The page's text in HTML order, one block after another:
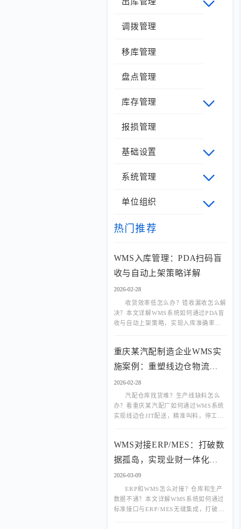
调拨管理
移库管理
盘点管理
库存管理
报损管理
基础设置
系统管理
单位组织
热门推荐
WMS入库管理：PDA扫码盲
收与自动上架策略详解
2026-02-28
收货效率低怎么办？错收漏收怎么解
决？本文详解WMS系统如何通过PDA盲
收与自动上架策略，实现入库准确率
重庆某汽配制造企业WMS实
施案例：重塑线边仓物流，
告别停工待料
2026-02-28
汽配仓库找货难？生产线缺料怎么
办？看重庆某汽配厂如何通过WMS系统
实现线边仓JIT配送，精准叫料，停工待
WMS对接ERP/MES：打破数
据孤岛，实现业财一体化与
生产联动
2026-03-09
ERP和WMS怎么对接？仓库和生产
数据不通？本文详解WMS系统如何通过
标准接口与ERP/MES无缝集成，打破数